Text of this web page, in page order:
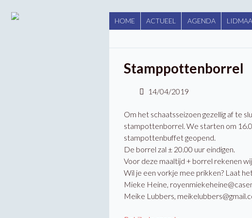
HOME ACTUEEL AGENDA
Stamppottenborrel
14/04/2019
Om het schaatsseizoen gezellig af te
stampottenborrel. We starten om
stampottenbuffet geopend.
De borrel zal ± 20.00 uur eindigen.
Voor deze maaltijd + borrel rekenen
Wil je een vorkje mee prikken? Laat
Mieke Heine,
Meike Lubbers,